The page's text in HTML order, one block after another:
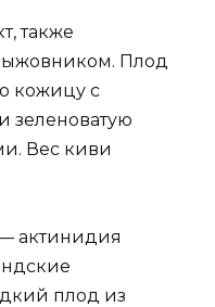
также
Плод
кожицу с
зеленоватую
Вес киви
актинидия
плод из